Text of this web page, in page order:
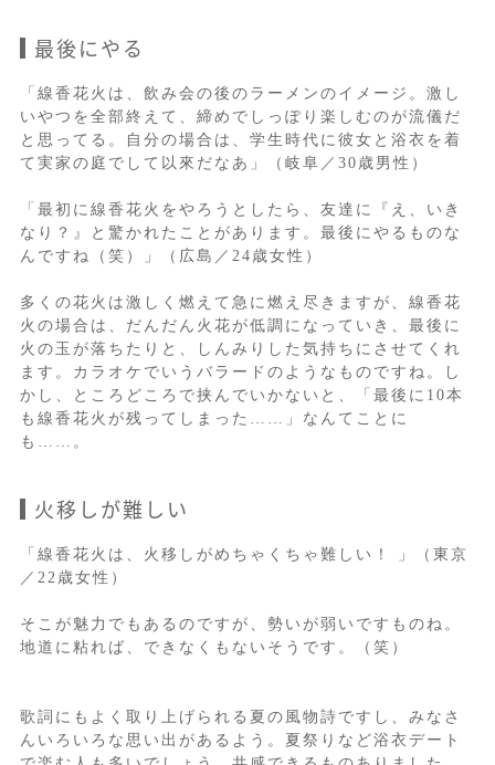
最後にやる
「線香花火は、飲み会の後のラーメンのイメージ。激し
いやつを全部終えて、締めでしっぽり楽しむのが流儀だ
と思ってる。自分の場合は、学生時代に彼女と浴衣を着
て実家の庭でして以來だなあ」（岐阜／30歳男性）
「最初に線香花火をやろうとしたら、友達に『え、いき
なり？』と驚かれたことがあります。最後にやるものな
んですね（笑）」（広島／24歳女性）
多くの花火は激しく燃えて急に燃え尽きますが、線香花
火の場合は、だんだん火花が低調になっていき、最後に
火の玉が落ちたりと、しんみりした気持ちにさせてくれ
ます。カラオケでいうバラードのようなものですね。し
かし、ところどころで挟んでいかないと、「最後に10本
も線香花火が残ってしまった……」なんてことに
も……。
火移しが難しい
「線香花火は、火移しがめちゃくちゃ難しい！ 」（東京
／22歳女性）
そこが魅力でもあるのですが、勢いが弱いですものね。
地道に粘れば、できなくもないそうです。（笑）
歌詞にもよく取り上げられる夏の風物詩ですし、みなさ
んいろいろな思い出があるよう。夏祭りなど浴衣デート